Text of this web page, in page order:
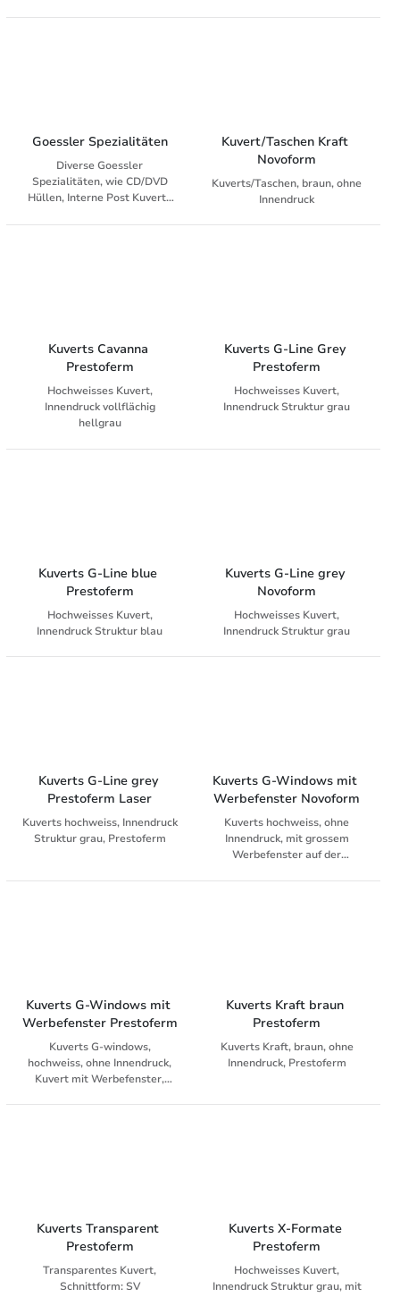
Goessler Spezialitäten
Diverse Goessler
Spezialitäten, wie CD/DVD
Hüllen, Interne Post Kuverts
Kuvert/Taschen Kraft
Novoform
Kuverts/Taschen, braun, ohne
Innendruck
Kuverts Cavanna
Prestoferm
Hochweisses Kuvert,
Innendruck vollflächig
hellgrau
Kuverts G-Line Grey
Prestoferm
Hochweisses Kuvert,
Innendruck Struktur grau
Kuverts G-Line blue
Prestoferm
Hochweisses Kuvert,
Innendruck Struktur blau
Kuverts G-Line grey
Novoform
Hochweisses Kuvert,
Innendruck Struktur grau
Kuverts G-Line grey
Prestoferm Laser
Kuverts hochweiss, Innendruck
Struktur grau, Prestoferm
Kuverts G-Windows mit
Werbefenster Novoform
Kuverts hochweiss, ohne
Innendruck, mit grossem
Werbefenster auf der
Kuverts G-Windows mit
Werbefenster Prestoferm
Kuverts G-windows,
hochweiss, ohne Innendruck,
Kuvert mit Werbefenster,
Kuverts Kraft braun
Prestoferm
Kuverts Kraft, braun, ohne
Innendruck, Prestoferm
Kuverts Transparent
Prestoferm
Transparentes Kuvert,
Schnittform: SV
Kuverts X-Formate
Prestoferm
Hochweisses Kuvert,
Innendruck Struktur grau, mit